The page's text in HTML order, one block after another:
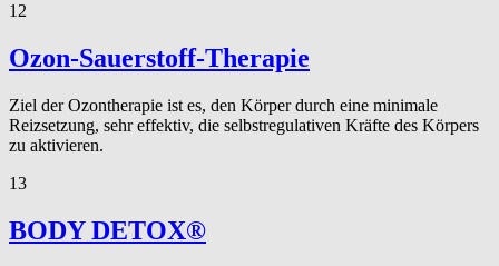
12
Ozon-Sauerstoff-Therapie
Ziel der Ozontherapie ist es, den Körper durch eine minimale
Reizsetzung, sehr effektiv, die selbstregulativen Kräfte des Körpers
zu aktivieren.
13
BODY DETOX®